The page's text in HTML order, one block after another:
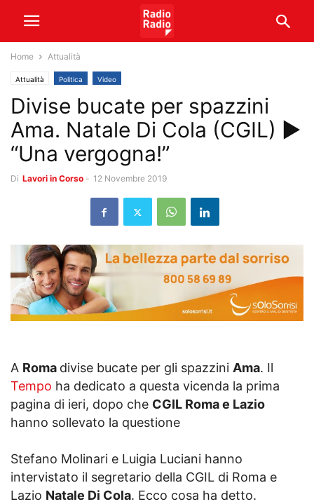
Home Attualità
Attualità Politica Video
Divise bucate per spazzini
Ama. Natale Di Cola (CGIL) ►
“Una vergogna!”
Di Lavori in Corso - 12 Novembre 2019
A Roma divise bucate per gli spazzini Ama. Il
Tempo ha dedicato a questa vicenda la prima
pagina di ieri, dopo che CGIL Roma e Lazio
hanno sollevato la questione
Stefano Molinari e Luigia Luciani hanno
intervistato il segretario della CGIL di Roma e
Lazio Natale Di Cola. Ecco cosa ha detto.